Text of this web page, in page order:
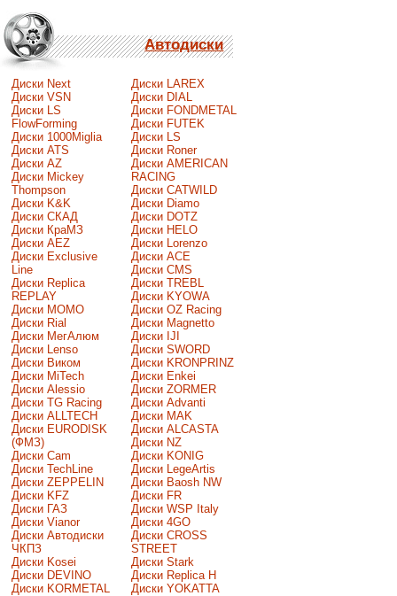
Автодиски
Диски Next
Диски VSN
Диски LS
FlowForming
Диски 1000Miglia
Диски ATS
Диски AZ
Диски Mickey
Thompson
Диски K&K
Диски СКАД
Диски КраМЗ
Диски AEZ
Диски Exclusive
Line
Диски Replica
REPLAY
Диски MOMO
Диски Rial
Диски МегАлюм
Диски Lenso
Диски Виком
Диски MiTech
Диски Alessio
Диски TG Racing
Диски ALLTECH
Диски EURODISK
(ФМЗ)
Диски Cam
Диски TechLine
Диски ZEPPELIN
Диски KFZ
Диски ГАЗ
Диски Vianor
Диски Автодиски
ЧКПЗ
Диски Kosei
Диски DEVINO
Диски KORMETAL
Диски LAREX
Диски DIAL
Диски FONDMETAL
Диски FUTEK
Диски LS
Диски Roner
Диски AMERICAN
RACING
Диски CATWILD
Диски Diamo
Диски DOTZ
Диски HELO
Диски Lorenzo
Диски ACE
Диски CMS
Диски TREBL
Диски KYOWA
Диски OZ Racing
Диски Magnetto
Диски IJI
Диски SWORD
Диски KRONPRINZ
Диски Enkei
Диски ZORMER
Диски Advanti
Диски MAK
Диски ALCASTA
Диски NZ
Диски KONIG
Диски LegeArtis
Диски Baosh NW
Диски FR
Диски WSP Italy
Диски 4GO
Диски CROSS
STREET
Диски Stark
Диски Replica H
Диски YOKATTA